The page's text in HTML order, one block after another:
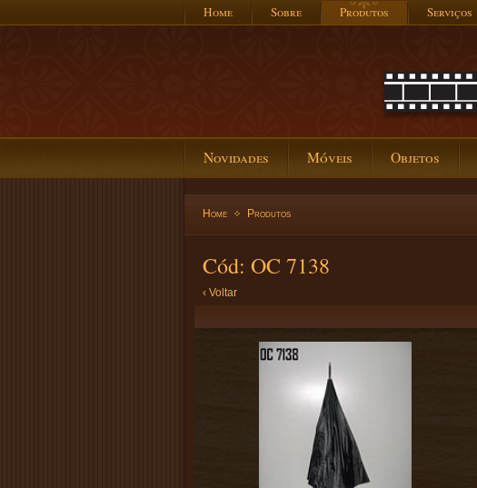
Home Sobre Produtos Serviços
Novidades Móveis Objetos
Home Produtos
Cód: OC 7138
‹ Voltar